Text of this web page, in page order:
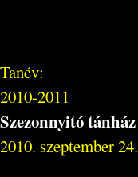
Tanév:
2010-2011
Szezonnyitó tánház
2010. szeptember 24.